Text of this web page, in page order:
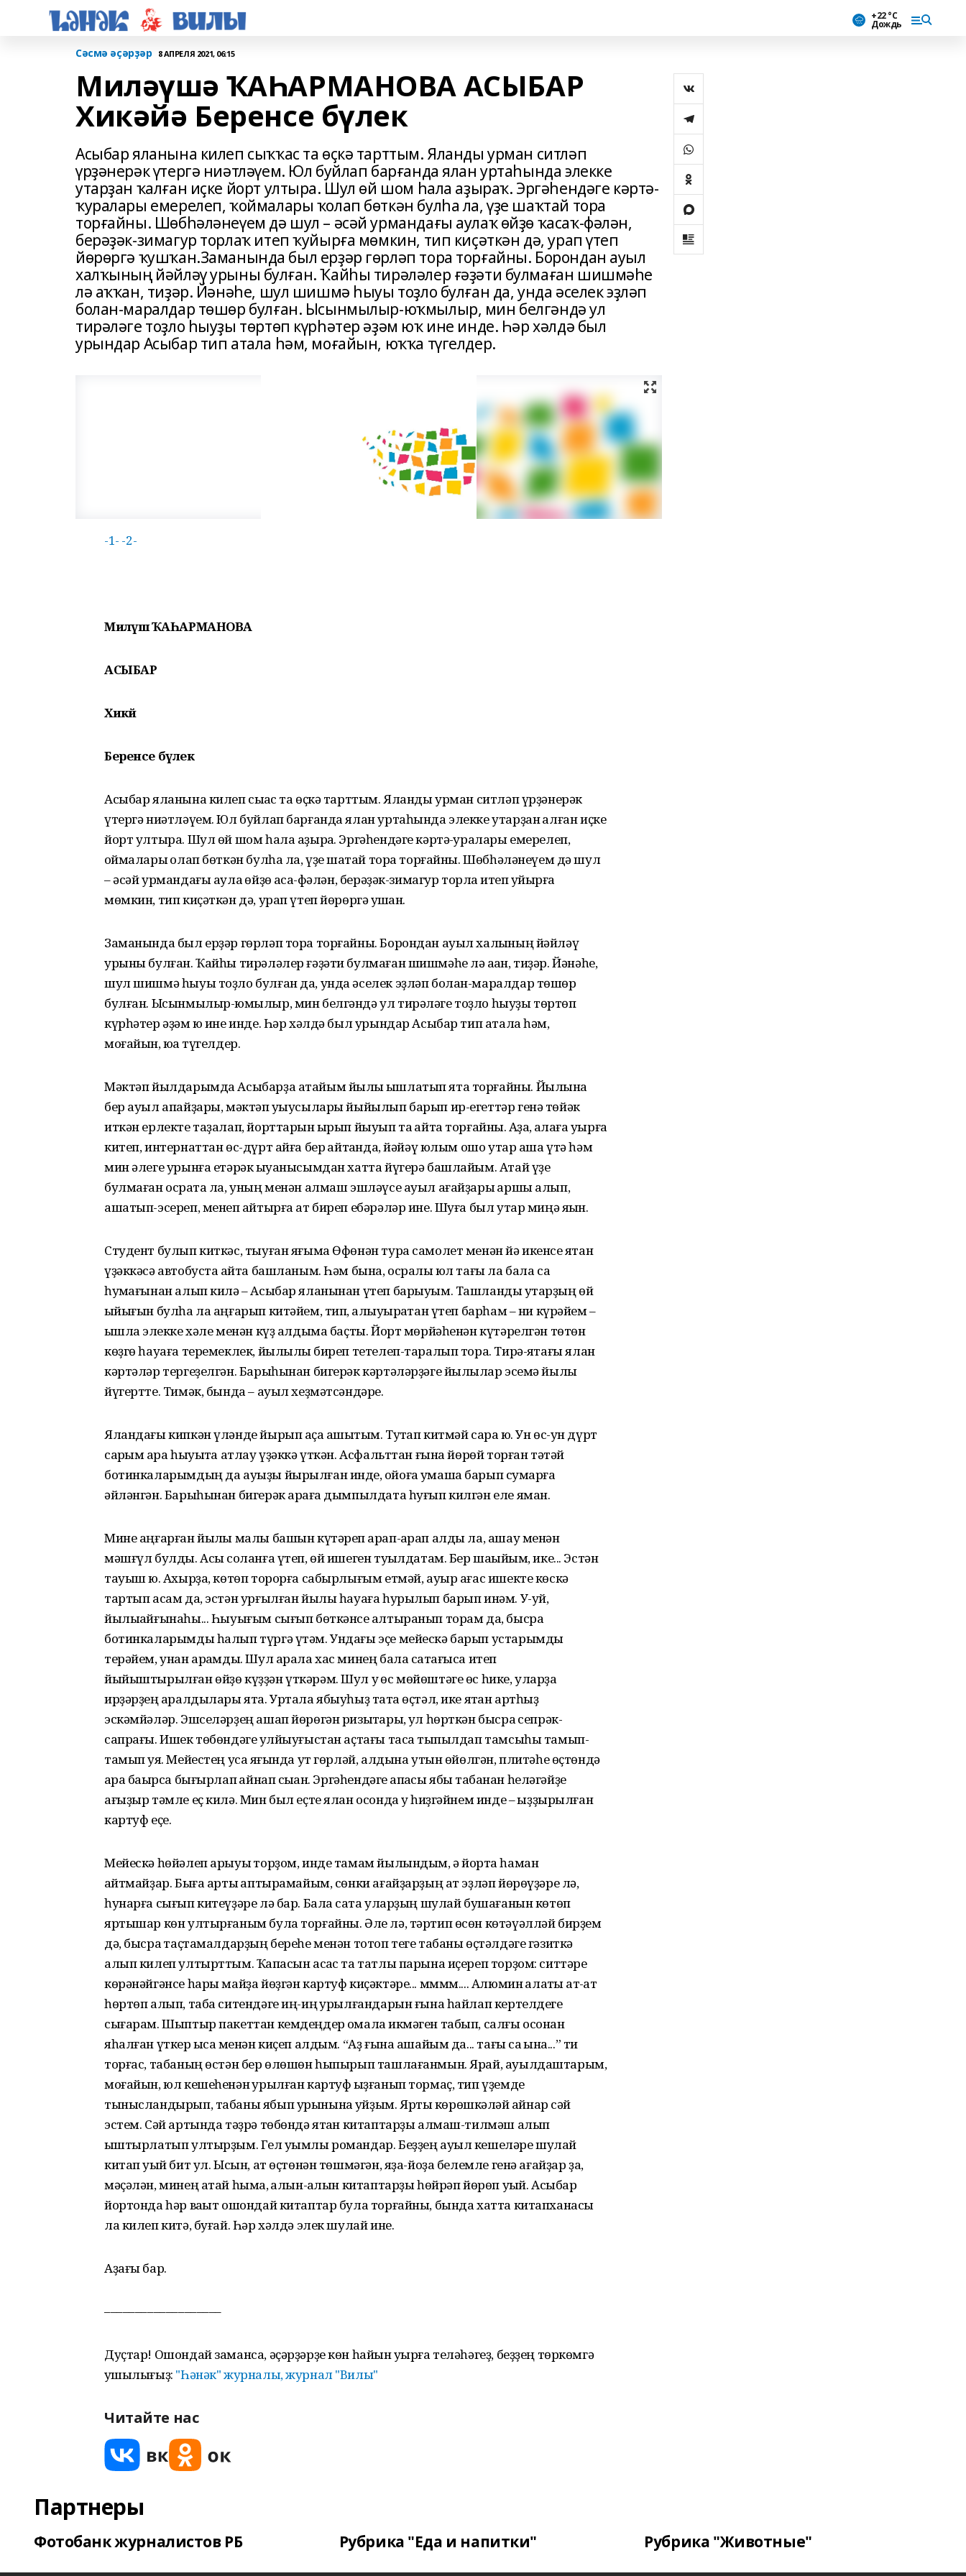
+22 °С
Дождь
Сәсмә әҫәрҙәр 8 АПРЕЛЯ 2021, 06:15
Миләүшә ҠАҺАРМАНОВА АСЫБАР
Хикәйә Беренсе бүлек
Асыбар яланына килеп сыҡҡас та өҫкә тарттым. Яланды урман ситләп
үрҙәнерәк үтергә ниәтләүем. Юл буйлап барғанда ялан уртаһында элекке
утарҙан ҡалған иҫке йорт ултыра. Шул өй шом һала аҙыраҡ. Эргәһендәге кәртә-
ҡуралары емерелеп, ҡоймалары ҡолап бөткән булһа ла, үҙе шаҡтай тора
торғайны. Шөбһәләнеүем дә шул – әсәй урмандағы аулаҡ өйҙө ҡасаҡ-фәлән,
берәҙәк-зимагур торлаҡ итеп ҡуйырға мөмкин, тип киҫәткән дә, урап үтеп
йөрөргә ҡушҡан.Заманында был ерҙәр гөрләп тора торғайны. Борондан ауыл
халҡының йәйләү урыны булған. Ҡайһы тирәләлер ғәҙәти булмаған шишмәһе
лә аҡҡан, тиҙәр. Йәнәһе, шул шишмә һыуы тоҙло булған да, унда әселек эҙләп
болан-маралдар төшөр булған. Ысынмылыр-юҡмылыр, мин белгәндә ул
тирәләге тоҙло һыуҙы төртөп күрһәтер әҙәм юҡ ине инде. Һәр хәлдә был
урындар Асыбар тип атала һәм, моғайын, юҡҡа түгелдер.
-1- -2-
Миләүшә ҠАҺАРМАНОВА
АСЫБАР
Хикәйә
Беренсе бүлек
Асыбар яланына килеп сыҡҡас та өҫкә тарттым. Яланды урман ситләп үрҙәнерәк
үтергә ниәтләүем. Юл буйлап барғанда ялан уртаһында элекке утарҙан ҡалған иҫке
йорт ултыра. Шул өй шом һала аҙыраҡ. Эргәһендәге кәртә-ҡуралары емерелеп,
ҡоймалары ҡолап бөткән булһа ла, үҙе шаҡтай тора торғайны. Шөбһәләнеүем дә шул
– әсәй урмандағы аулаҡ өйҙө ҡасаҡ-фәлән, берәҙәк-зимагур торлаҡ итеп ҡуйырға
мөмкин, тип киҫәткән дә, урап үтеп йөрөргә ҡушҡан.
Заманында был ерҙәр гөрләп тора торғайны. Борондан ауыл халҡының йәйләү
урыны булған. Ҡайһы тирәләлер ғәҙәти булмаған шишмәһе лә аҡҡан, тиҙәр. Йәнәһе,
шул шишмә һыуы тоҙло булған да, унда әселек эҙләп болан-маралдар төшөр
булған. Ысынмылыр-юҡмылыр, мин белгәндә ул тирәләге тоҙло һыуҙы төртөп
күрһәтер әҙәм юҡ ине инде. Һәр хәлдә был урындар Асыбар тип атала һәм,
моғайын, юҡҡа түгелдер.
Мәктәп йылдарымда Асыбарҙа атайым йылҡы ҡышлатып ята торғайны. Йылына
бер ауыл апайҙары, мәктәп уҡыусылары йыйылып барып ир-егеттәр генә төйәк
иткән ерлекте таҙалап, йорттарын ҡырып йыуып та ҡайта торғайныҡ. Аҙаҡ, ҡалаға уҡырға
китеп, интернаттан өс-дүрт айға бер ҡайтҡанда, йәйәү юлым ошо утар аша үтә һәм
мин әлеге урынға етәрәк ҡыуанысымдан хатта йүгерә башлайым. Атай үҙе
булмаған осраҡта ла, уның менән алмаш эшләүсе ауыл ағайҙары ҡаршы алып,
ашатып-эсереп, менеп ҡайтырға ат биреп ебәрәләр ине. Шуға был утар миңә яҡын.
Студент булып киткәс, тыуған яғыма Өфөнән тура самолет менән йә икенсе яҡтан
үҙәккәсә автобуста ҡайта башланым. Һәм бына, осраҡлы юл тағы ла бала саҡ
һуҡмағынан алып килә – Асыбар яланынан үтеп барыуым. Ташландыҡ утарҙың өй
ҡыйығын булһа ла аңғарып китәйем, тип, ҡалҡыуыраҡтан үтеп барһам – ни күрәйем –
ҡышлаҡ элекке хәле менән күҙ алдыма баҫты. Йорт мөрйәһенән күтәрелгән төтөн
көҙгө һауаға теремеклек, йылылыҡ биреп тетелеп-таралып тора. Тирә-яҡтағы ялан
кәртәләр тергеҙелгән. Барыһынан бигерәк кәртәләрҙәге йылҡылар эсемә йылы
йүгертте. Тимәк, бында – ауыл хеҙмәтсәндәре.
Яландағы кипкән үләнде йырып аҫҡа ашыҡтым. Туҡтап китмәй сара юҡ. Ун өс-ун дүрт
саҡрым ҡара һыуыҡта атлау үҙәккә үткән. Асфальттан ғына йөрөй торған тәтәй
ботинкаларымдың да ауыҙы йырылған инде, ҡойоға уҡмаша барып суҡмарға
әйләнгән. Барыһынан бигерәк арҡаға дымпылдата һуғып килгән еле яман.
Мине аңғарған йылҡы малы башын күтәреп ҡарап-ҡарап алды ла, ашау менән
мәшғүл булды. Асыҡ соланға үтеп, өй ишеген туҡылдатам. Бер шаҡыйым, ике... Эстән
тауыш юҡ. Ахырҙа, көтөп торорға сабырлығым етмәй, ауыр ағас ишекте көскә
тартып асам да, эстән урғылған йылы һауаға һурылып барып инәм. У-уй,
йылыҡайғынаһы... Һыуығым сығып бөткәнсе ҡалтыранып торам да, бысраҡ
ботинкаларымды һалып түргә үтәм. Ундағы эҫе мейескә барып устарымды
терәйем, унан арҡамды. Шул арала хас минең бала саҡтағыса итеп
йыйыштырылған өйҙө күҙҙән үткәрәм. Шул уҡ өс мөйөштәге өс һике, уларҙа
ирҙәрҙең ҡаралдылары ята. Уртала ябыуһыҙ таҡта өҫтәл, ике яҡтан артһыҙ
эскәмйәләр. Эшселәрҙең ашап йөрөгән ризыҡтары, ҡул һөрткән бысраҡ сепрәк-
сапрағы. Ишек төбөндәге ҡулйыуғыстан аҫтағы тасҡа тыпылдап тамсыһы тамып-
тамып ҡуя. Мейестең усаҡ яғында ут гөрләй, алдына утын өйөлгән, плитәһе өҫтөндә
ҡара баҡырса бығырлап ҡайнап сыҡҡан. Эргәһендәге ҡапҡасы ябыҡ табанан һеләгәйҙе
ағыҙыр тәмле еҫ килә. Мин был еҫте ялан осонда уҡ һиҙгәйнем инде – ҡыҙҙырылған
картуф еҫе.
Мейескә һөйәлеп арыуыҡ торҙом, инде тамам йылындым, ә йортҡа һаман
ҡайтмайҙар. Быға артыҡ аптырамайым, сөнки ағайҙарҙың ат эҙләп йөрөүҙәре лә,
һунарға сығып китеүҙәре лә бар. Бала саҡта уларҙың шулай бушағанын көтөп
яртышар көн ултырғаным була торғайны. Әле лә, тәртип өсөн көтәүәлләй бирҙем
дә, бысраҡ таҫтамалдарҙың береһе менән тотоп теге табаны өҫтәлдәге гәзиткә
алып килеп ултырттым. Ҡапҡасын асҡас та татлы парына иҫереп торҙом: ситтәре
көрәнәйгәнсе һары майҙа йөҙгән картуф киҫәктәре... мммм.... Алюмин ҡалаҡты ҡат-ҡат
һөртөп алып, таба ситендәге иң-иң ҡурылғандарын ғына һайлап кертелдеге
сығарам. Шыптыр пакеттан кемдеңдер ҡомалаҡ икмәген табып, салғы осонан
яһалған үткер ҡысаҡ менән киҫеп алдым. “Аҙ ғына ашайым да... тағы саҡ ҡына...” ти
торғас, табаның өстән бер өлөшөн һыпырып ташлағанмын. Ярай, ауылдаштарым,
моғайын, юл кешеһенән ҡурылған картуф ҡыҙғанып тормаҫ, тип үҙемде
тынысландырып, табаны ябып урынына ҡуйҙым. Ярты көрөшкәләй ҡайнар сәй
эстем. Сәй артында тәҙрә төбөндә ятҡан китаптарҙы алмаш-тилмәш алып
ҡыштырлатып ултырҙым. Гел уҡымлы романдар. Беҙҙең ауыл кешеләре шулай
китап уҡый бит ул. Ысын, ат өҫтөнән төшмәгән, яҙа-йоҙа белемле генә ағайҙар ҙа,
мәҫәлән, минең атай һымаҡ, ҡалын-ҡалын китаптарҙы һөйрәп йөрөп уҡый. Асыбар
йортонда һәр ваҡыт ошондай китаптар була торғайны, бында хатта китапханасы
ла килеп китә, буғай. Һәр хәлдә элек шулай ине.
Аҙағы бар.
–––––––––––––––––––
Дуҫтар! Ошондай заманса, әҫәрҙәрҙе көн һайын уҡырға теләһәгеҙ, беҙҙең төркөмгә
ҡушылығыҙ: "Һәнәк" журналы, журнал "Вилы"
Читайте нас
Партнеры
Фотобанк журналистов РБ Рубрика "Еда и напитки" Рубрика "Животные"